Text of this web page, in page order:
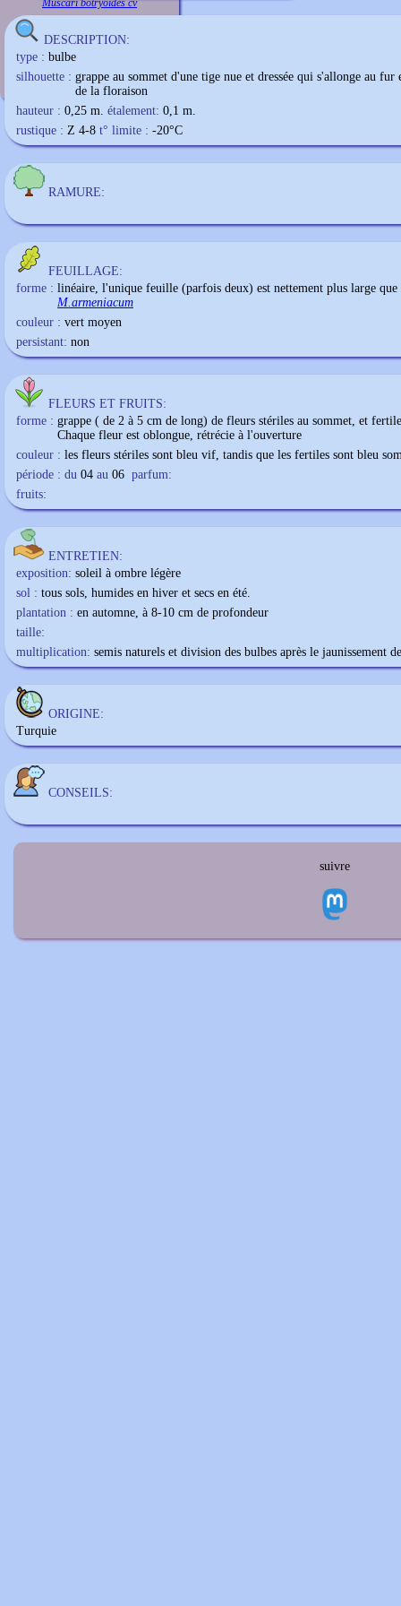
Muscari botryoides cv
DESCRIPTION:
type : bulbe
silhouette : grappe au sommet d'une tige nue et dressée qui s'allonge au fur
de la floraison
hauteur : 0,25 m. étalement: 0,1 m.
rustique : Z 4-8 t° limite : -20°C
RAMURE:
FEUILLAGE:
forme : linéaire, l'unique feuille (parfois deux) est nettement plus large que
M.armeniacum
couleur : vert moyen
persistant: non
FLEURS ET FRUITS:
forme : grappe ( de 2 à 5 cm de long) de fleurs stériles au sommet, et
Chaque fleur est oblongue, rétrécie à l'ouverture
couleur : les fleurs stériles sont bleu vif, tandis que les fertiles sont bleu
période : du 04 au 06 parfum:
fruits:
ENTRETIEN:
exposition: soleil à ombre légère
sol : tous sols, humides en hiver et secs en été.
plantation : en automne, à 8-10 cm de profondeur
taille:
multiplication: semis naturels et division des bulbes après le jaunissement
ORIGINE:
Turquie
CONSEILS:
suivre